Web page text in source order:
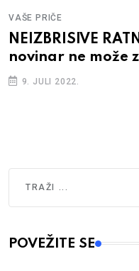
VAŠE PRIČE
NEIZBRISIVE
novinar ne može
9. JULI 2022.
Type 2 or more
POVEŽITE SE